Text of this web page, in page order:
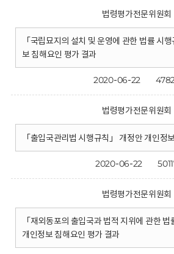
법령평가전문위원회
「국립묘지의 설치 및 운영에 관한 법률 시
보 침해요인 평가 결과
2020-06-22
법령평가전문위원회
「출입국관리법 시행규칙」 개정안 개인정
2020-06-22
법령평가전문위원회
「재외동포의 출입국과 법적 지위에 관한
개인정보 침해요인 평가 결과